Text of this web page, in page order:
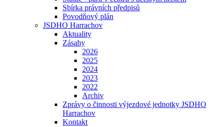
Sbírka právních předpisů
Povodňový plán
JSDHO Harrachov
Aktuality
Zásahy
2026
2025
2024
2023
2022
Archiv
Zprávy o činnosti výjezdové jednotky JSDHO
Harrachov
Kontakt